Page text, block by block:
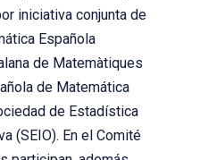
iniciativa conjunta de
Española
de Matemàtiques
de Matemática
de Estadística
(SEIO). En el Comité